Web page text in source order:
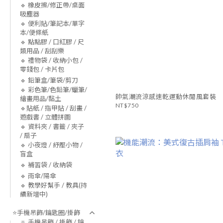
🔹 橡皮擦/修正帶/桌面
吸塵器
🔹 便利貼/筆記本/單字
本/便條紙
🔹 點點膠 / 口紅膠 / 尺
類用品 / 刮刮樂
🔹 禮物袋 / 收納小包 /
零錢包 / 卡片包
🔹 鉛筆盒/筆袋/剪刀
🔹 彩色筆/色鉛筆/蠟筆/
繪畫用品/黏土
🔹貼紙 / 指甲貼 / 刮畫 /
遊戲書 / 立體拼圖
🔹 資料夾 / 書籤 / 夾子
/ 扇子
🔹 小夜燈 / 紓壓小物 /
盲盒
🔹 補習袋 / 收納袋
🔹 雨傘/陽傘
🔹 教學好幫手 / 教具(持
續新增中)
⭐手機吊飾/鑰匙圈/掛飾
帥氣潮流涼感速乾運動休閒風套裝
NT$750